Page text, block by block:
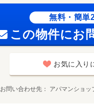
無料・簡単
この物件にお
お気に入り
お問い合わせ先 アパマンショッ